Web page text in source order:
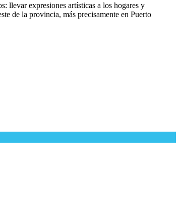
llevar expresiones artísticas a los hogares y
de la provincia, más precisamente en Puerto